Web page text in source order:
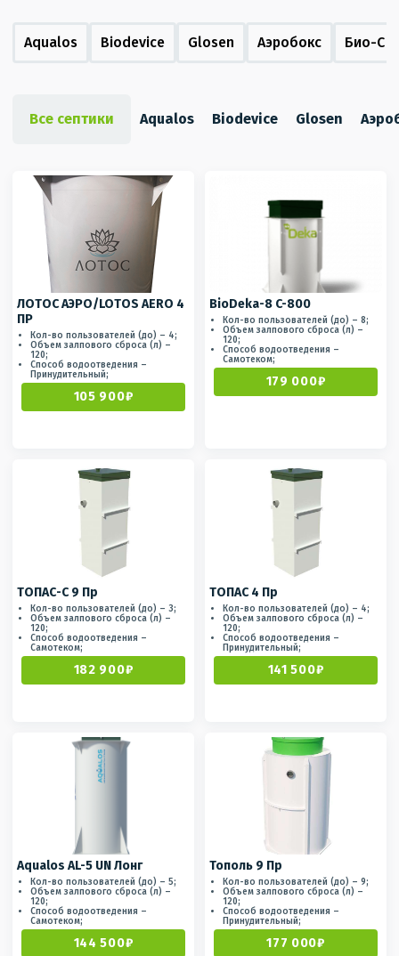
Aqualos Biodevice Glosen Аэробокс Био-С
Все септики Aqualos Biodevice Glosen
ЛОТОС АЭРО/LOTOS AERO 4
ПР
Кол-во пользователей (до) – 4;
Объем залпового сброса (л) –
120;
Способ водоотведения –
Принудительный;
105 900₽
BioDeka-8 C-800
Кол-во пользователей (до) – 8;
Объем залпового сброса (л) –
120;
Способ водоотведения –
Самотеком;
179 000₽
ТОПАС-С 9 Пр
Кол-во пользователей (до) – 3;
Объем залпового сброса (л) –
120;
Способ водоотведения –
Самотеком;
182 900₽
ТОПАС 4 Пр
Кол-во пользователей (до) – 4;
Объем залпового сброса (л) –
120;
Способ водоотведения –
Принудительный;
141 500₽
Aqualos AL-5 UN Лонг
Кол-во пользователей (до) – 5;
Объем залпового сброса (л) –
120;
Способ водоотведения –
Самотеком;
144 500₽
Тополь 9 Пр
Кол-во пользователей (до) – 9;
Объем залпового сброса (л) –
120;
Способ водоотведения –
Принудительный;
177 000₽